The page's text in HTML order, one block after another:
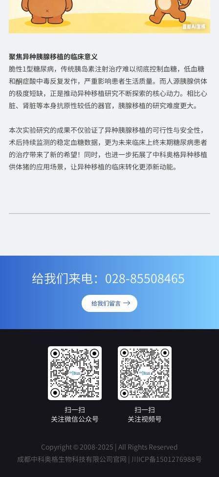
聚焦异种胰腺移植的临床意义
脆性1型糖尿病，传统胰岛素注射治疗难以彻底控制血糖，低血糖
和酮症酸中毒反复发作，严重影响患者生活质量。而人源胰腺供体
的极度短缺，正是推动异种移植研究不断探索的核心动力。相比心
脏、肾脏等本身抗原性较低的器官，胰腺移植的研究难度更大。
本次实验研究的成果不仅验证了异种胰腺移植的可行性与安全性，
术后持续监测的稳定血糖数据，更为未来临床上终末期糖尿病患者
的治疗带来了新的希望！同时，也进一步拓展了中科奥格异种移植
供体猪的应用场景，让异种移植的临床转化更添新动能。
给我们来电：028-85508465
给我们留言
扫一扫
关注微信公众号
扫一扫
关注视频号
Copyright © 2008-2025 | All Rights Reserved
成都中科奥格生物科技有限公司官网 | 川ICP备1501276988号